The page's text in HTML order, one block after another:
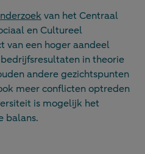
van het Centraal
en Cultureel
van een hoger aandeel
in theorie
andere gezichtspunten
meer conflicten optreden
is mogelijk het
balans.